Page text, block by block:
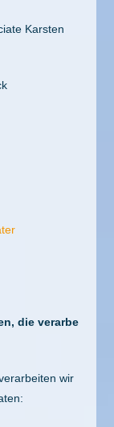
Karsten
die verarbe
wir